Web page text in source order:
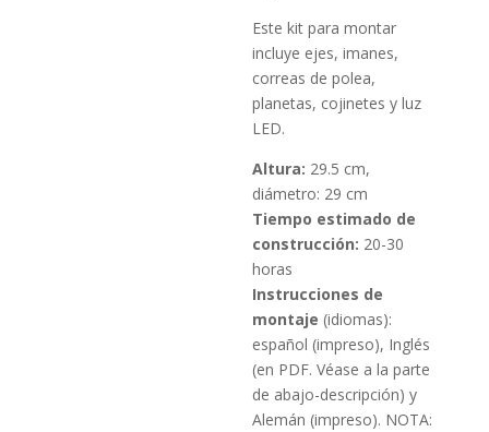
Este kit para montar
incluye ejes, imanes,
correas de polea,
planetas, cojinetes y luz
LED.
Altura: 29.5 cm,
diámetro: 29 cm
Tiempo estimado de
construcción: 20-30
horas
Instrucciones de
montaje (idiomas):
español (impreso), Inglés
(en PDF. Véase a la parte
de abajo-descripción) y
Alemán (impreso). NOTA: